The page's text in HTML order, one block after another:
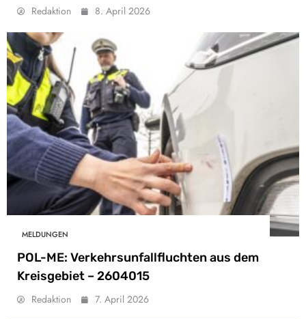
Redaktion 8. April 2026
MELDUNGEN
POL-ME: Verkehrsunfallfluchten aus dem
Kreisgebiet – 2604015
Redaktion 7. April 2026